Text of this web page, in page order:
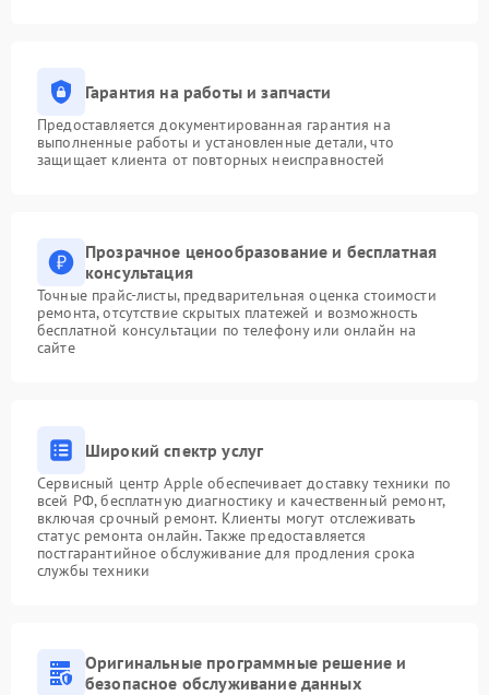
Гарантия на работы и запчасти
Предоставляется документированная гарантия на
выполненные работы и установленные детали, что
защищает клиента от повторных неисправностей
Прозрачное ценообразование и бесплатная
консультация
Точные прайс-листы, предварительная оценка стоимости
ремонта, отсутствие скрытых платежей и возможность
бесплатной консультации по телефону или онлайн на
сайте
Широкий спектр услуг
Сервисный центр Apple обеспечивает доставку техники по
всей РФ, бесплатную диагностику и качественный ремонт,
включая срочный ремонт. Клиенты могут отслеживать
статус ремонта онлайн. Также предоставляется
постгарантийное обслуживание для продления срока
службы техники
Оригинальные программные решение и
безопасное обслуживание данных